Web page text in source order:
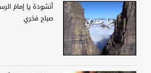
أنشودة يا إمامَ
صباح فخري